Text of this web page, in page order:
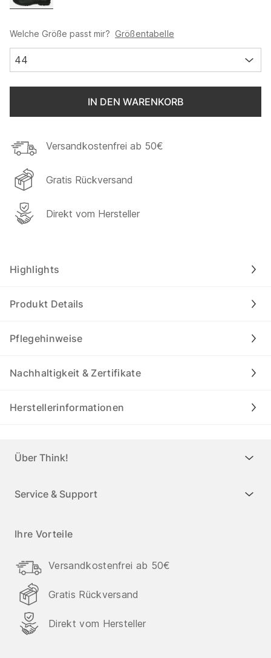
Welche Größe passt mir? Größentabelle
44
IN DEN WARENKORB
Versandkostenfrei ab 50€
Gratis Rückversand
Direkt vom Hersteller
Highlights
Produkt Details
Pflegehinweise
Nachhaltigkeit & Zertifikate
Herstellerinformationen
Über Think!
Service & Support
Ihre Vorteile
Versandkostenfrei ab 50€
Gratis Rückversand
Direkt vom Hersteller